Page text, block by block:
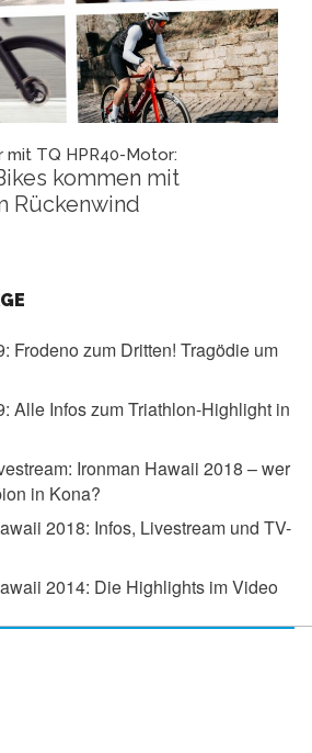
mit TQ HPR40-Motor:
kommen mit
Rückenwind
Frodeno zum Dritten! Tragödie um
Alle Infos zum Triathlon-Highlight in
Ironman Hawaii 2018 – wer
in Kona?
2018: Infos, Livestream und TV-
2014: Die Highlights im Video